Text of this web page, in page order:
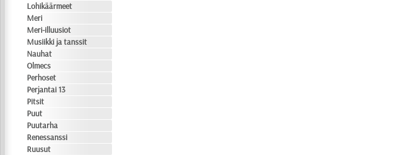
Lohikäärmeet
Meri
Meri-illuusiot
Musiikki ja tanssit
Nauhat
Olmecs
Perhoset
Perjantai 13
Pitsit
Puut
Puutarha
Renessanssi
Ruusut